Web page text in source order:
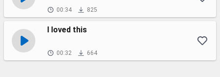
00:34 825
I loved this
00:32 664